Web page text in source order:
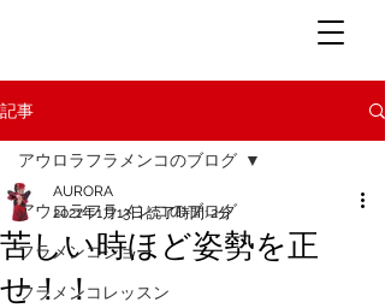
記事
アウロラフラメンコのブログ
フラメンコショー
フラメンコレッスン
アウロラフラメンコのブログ
苦しい時ほど姿勢を正
せ！！
AURORA
2021年1月13日読了時間: 2分